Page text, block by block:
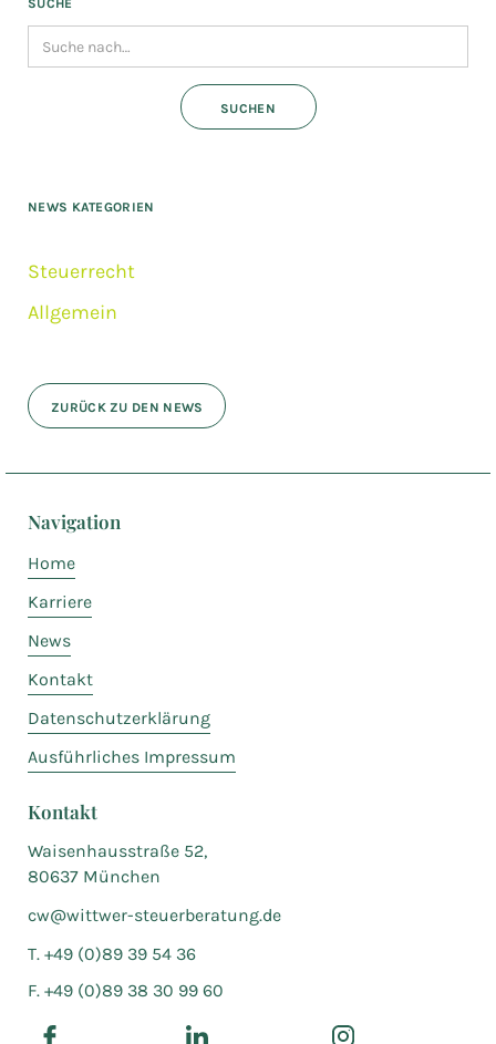
SUCHE
NEWS KATEGORIEN
Steuerrecht
Allgemein
ZURÜCK ZU DEN NEWS
Navigation
Home
Karriere
News
Kontakt
Datenschutzerklärung
Ausführliches Impressum
Kontakt
Waisenhausstraße 52,
80637 München
cw@wittwer-steuerberatung.de
T. +49 (0)89 39 54 36
F. +49 (0)89 38 30 99 60